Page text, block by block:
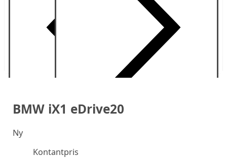
BMW iX1 eDrive20
Ny
Kontantpris